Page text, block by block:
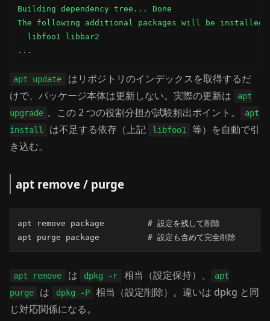
Building dependency tree... Done
The following additional packages will be installed:
  libfoo1 libbar2
...
apt update
はリポジトリのインデックスを取得するだ
けで、パッケージ本体は更新しない。実際の更新は
apt
upgrade 。この 2 つの役割分担が試験頻出ポイント。
apt
install
は不足する依存（上記 libfoo1
等）を自動で引
き込む。
apt remove / purge
apt remove package         # 設定を残して削除
apt purge package          # 設定も含めて完全削除
apt remove は dpkg -r 相当（設定保持）、
apt
purge
は dpkg -P
相当（設定削除）。違いは dpkg と同
じ対応関係になる。